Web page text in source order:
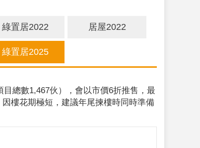
綠置居2022 居屋2022
綠置居2025
總數1,467伙），會以市價6折推售，最
樓花期極短，建議年尾揀樓時同時準備